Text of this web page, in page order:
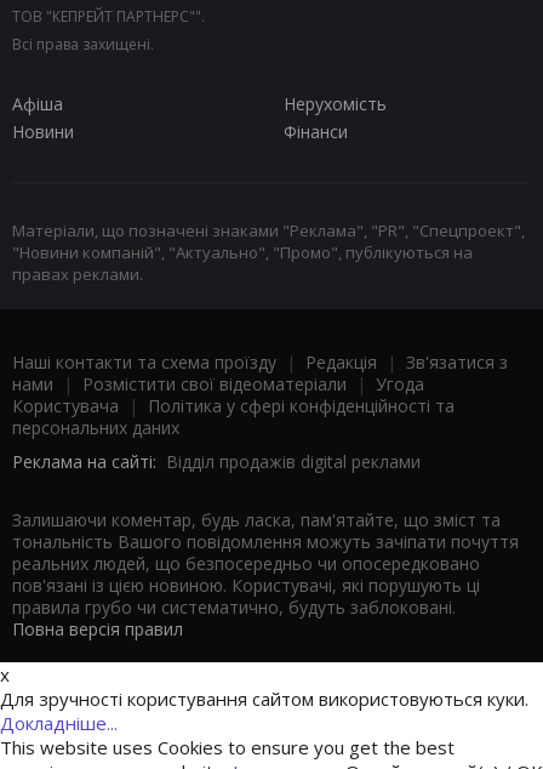
ТОВ "КЕПРЕЙТ ПАРТНЕРС"".
Всі права захищені.
Афіша
Нерухомість
Новини
Фінанси
Матеріали, що позначені знаками "Реклама", "PR", "Спецпроект",
"Новини компаній", "Актуально", "Промо", публікуються на
правах реклами.
Наші контакти та схема проїзду | Редакція | Зв'язатися з
нами | Розмістити свої відеоматеріали | Угода
Користувача |
Політика у сфері конфіденційності та
персональних даних
Реклама на сайті: Відділ продажів digital реклами
Залишаючи коментар, будь ласка, пам'ятайте, що зміст та
тональність Вашого повідомлення можуть зачіпати почуття
реальних людей, що безпосередньо чи опосередковано
пов'язані із цією новиною. Користувачі, які порушують ці
правила грубо чи систематично, будуть заблоковані.
Повна версія правил
x
Для зручності користування сайтом використовуються куки.
Докладніше...
This website uses Cookies to ensure you get the best